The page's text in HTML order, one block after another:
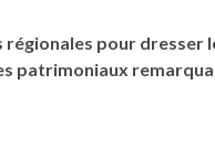
régionales pour dresser
patrimoniaux